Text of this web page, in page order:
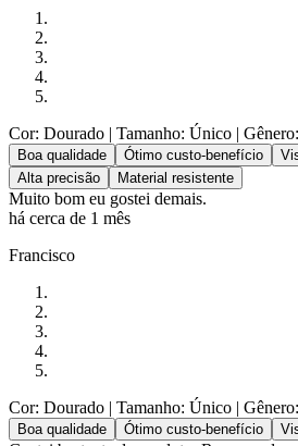
Cor: Dourado | Tamanho: Único |
Boa qualidade Ótimo custo-benefício
Alta precisão
Material resistente
Muito bom eu gostei demais.
há cerca de 1 mês
Francisco
Cor: Dourado | Tamanho: Único |
Boa qualidade Ótimo custo-benefício